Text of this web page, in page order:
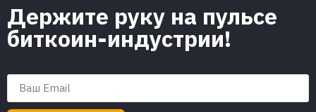
Держите руку на пульсе
биткоин-индустрии!